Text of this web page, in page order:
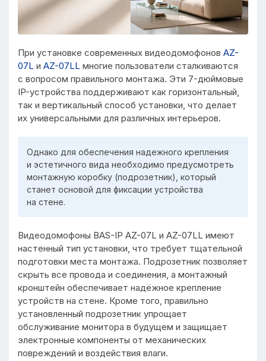
При установке современных видеодомофонов AZ-
07L и AZ-07LL многие пользователи сталкиваются
с вопросом правильного монтажа. Эти 7-дюймовые
IP-устройства поддерживают как горизонтальный,
так и вертикальный способ установки, что делает
их универсальными для различных интерьеров.
Однако для обеспечения надежного крепления
и эстетичного вида необходимо предусмотреть
монтажную коробку (подрозетник), который
станет основой для фиксации устройства
на стене.
Видеодомофоны BAS-IP AZ-07L и AZ-07LL имеют
настенный тип установки, что требует тщательной
подготовки места монтажа. Подрозетник позволяет
скрыть все провода и соединения, а монтажный
кронштейн обеспечивает надёжное крепление
устройств на стене. Кроме того, правильно
установленный подрозетник упрощает
обслуживание монитора в будущем и защищает
электронные компоненты от механических
повреждений и воздействия влаги.